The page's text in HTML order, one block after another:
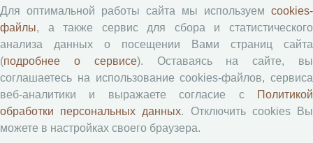
Юный экономист
АгроЗооТехника
Для оптимальной работы сайта мы используем cookies-
файлы, а также сервис для сбора и статистического
анализа данных о посещении Вами страниц сайта
(подробнее о сервисе). Оставаясь на сайте, вы
соглашаетесь на использование cookies-файлов, сервиса
веб-аналитики и выражаете согласие с
Политикой
обработки персональных данных. Отключить cookies Вы
можете в настройках своего браузера.